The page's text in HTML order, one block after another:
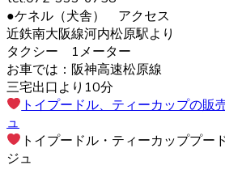
ヨークシャーテリアは警戒心が強く
ことはあまりありませんが、慣れた
す。プライドの高い犬が多いので、
に叱らず、褒めて教えるようにしま
面もあるので、たくさんコミュニケ
るのが良いでしょう。 ヨークシャー
ことなら、ベベドールへ是非お問い
2020.12.4
●ケネル（犬舎） アクセス
近鉄南大阪線河内松原駅より
タクシー 1メーター
お車では：阪神高速松原線
三宅出口より10分
トイプードル、ティーカップの販
ュ
トイプードル・ティーカッププー
ジュ